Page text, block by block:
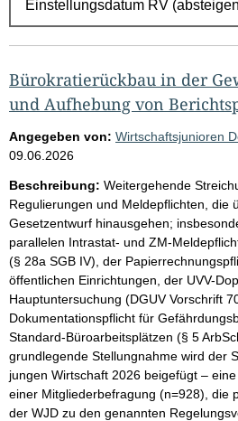
g
e
b
n
i
s
s
e
p
r
o
S
e
i
t
e
Bürokratierückbau in der
und Aufhebung von
Angegeben von: Wirtschaftsjunioren
09.06.2026
Beschreibung: Weitergehende
Regulierungen und Meldepflichten, die
Gesetzentwurf hinausgehen;
parallelen Intrastat- und ZM-
(§ 28a SGB IV), der
öffentlichen Einrichtungen, der UVV-
Hauptuntersuchung (DGUV Vorschrift
Dokumentationspflicht für
Standard-Büroarbeitsplätzen (§ 5
grundlegende Stellungnahme wird der
jungen Wirtschaft 2026 beigefügt –
einer Mitgliederbefragung (n=928), die
der WJD zu den genannten